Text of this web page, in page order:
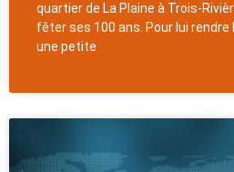
quartier de La Plaine à Trois-
fêter ses 100 ans. Pour lui rendre
une petite